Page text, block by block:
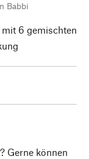
Babbi
6 gemischten
Gerne können